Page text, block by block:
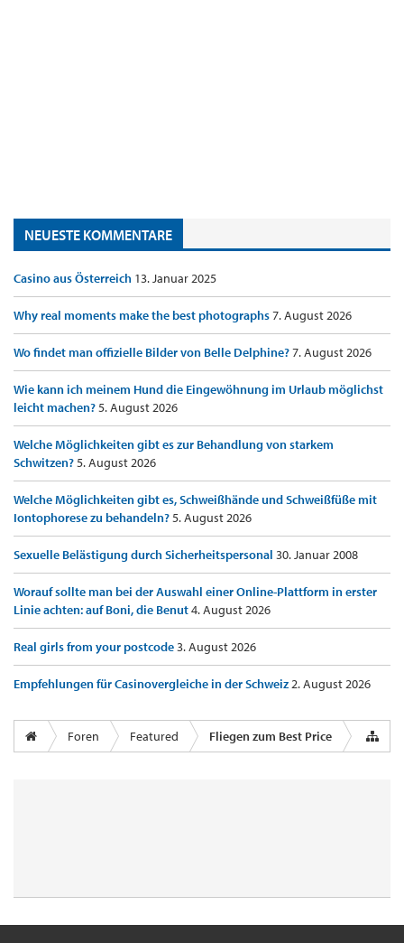
NEUESTE KOMMENTARE
Casino aus Österreich 13. Januar 2025
Why real moments make the best photographs7. August 2026
Wo findet man offizielle Bilder von Belle Delphine?7. August 2026
Wie kann ich meinem Hund die Eingewöhnung im Urlaub möglichst
leicht machen?5. August 2026
Welche Möglichkeiten gibt es zur Behandlung von starkem
Schwitzen?5. August 2026
Welche Möglichkeiten gibt es, Schweißhände und Schweißfüße mit
Iontophorese zu behandeln?5. August 2026
Sexuelle Belästigung durch Sicherheitspersonal 30. Januar 2008
Worauf sollte man bei der Auswahl einer Online-Plattform in erster
Linie achten: auf Boni, die Benut4. August 2026
Real girls from your postcode3. August 2026
Empfehlungen für Casinovergleiche in der Schweiz2. August 2026
Foren Featured Fliegen zum Best Price